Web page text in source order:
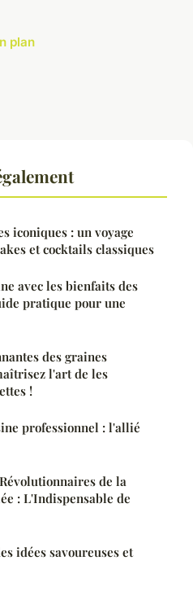
plan
iconiques : un voyage
et cocktails classiques
avec les bienfaits des
pratique pour une
des graines
l'art de les
!
professionnel : l'allié
de la
: L'Indispensable de
idées savoureuses et